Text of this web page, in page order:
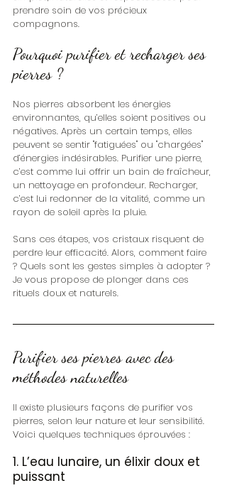
prendre soin de vos précieux
compagnons.
Pourquoi purifier et recharger ses
pierres ?
Nos pierres absorbent les énergies
environnantes, qu’elles soient positives ou
négatives. Après un certain temps, elles
peuvent se sentir "fatiguées" ou "chargées"
d’énergies indésirables. Purifier une pierre,
c’est comme lui offrir un bain de fraîcheur,
un nettoyage en profondeur. Recharger,
c’est lui redonner de la vitalité, comme un
rayon de soleil après la pluie.
Sans ces étapes, vos cristaux risquent de
perdre leur efficacité. Alors, comment faire
? Quels sont les gestes simples à adopter ?
Je vous propose de plonger dans ces
rituels doux et naturels.
Purifier ses pierres avec des
méthodes naturelles
Il existe plusieurs façons de purifier vos
pierres, selon leur nature et leur sensibilité.
Voici quelques techniques éprouvées :
1. L’eau lunaire, un élixir doux et
puissant